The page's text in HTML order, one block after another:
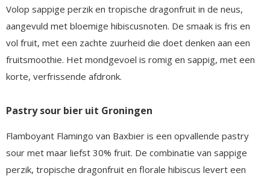
Volop sappige perzik en tropische dragonfruit in de neus,
aangevuld met bloemige hibiscusnoten. De smaak is fris en
vol fruit, met een zachte zuurheid die doet denken aan een
fruitsmoothie. Het mondgevoel is romig en sappig, met een
korte, verfrissende afdronk.
Pastry sour bier uit Groningen
Flamboyant Flamingo van Baxbier is een opvallende pastry
sour met maar liefst 30% fruit. De combinatie van sappige
perzik, tropische dragonfruit en florale hibiscus levert een